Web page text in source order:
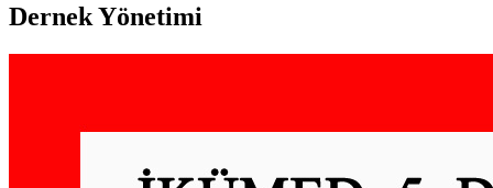
Dernek Yönetimi